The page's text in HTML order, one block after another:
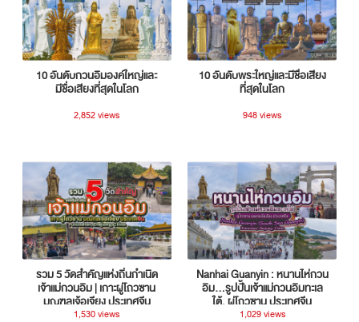
10 อันดับกวนอิมองค์ใหญ่และ
มีชื่อเสียงที่สุดในโลก
2,852 views
10 อันดับพระใหญ่และมีชื่อเสียง
ที่สุดในโลก
948 views
รวม 5 วัดสำคัญแห่งถิ่นกำเนิด
เจ้าแม่กวนอิม | เกาะผู่โถวซาน
มณฑลเจ้อเจียง ประเทศจีน
1,530 views
Nanhai Guanyin : หนานไห่กวน
อิม...รูปปั้นเจ้าแม่กวนอิมทะเล
ใต้, ผู่โถวซาน ประเทศจีน
1,029 views